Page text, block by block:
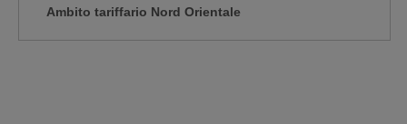
Ambito tariffario Nord Orientale